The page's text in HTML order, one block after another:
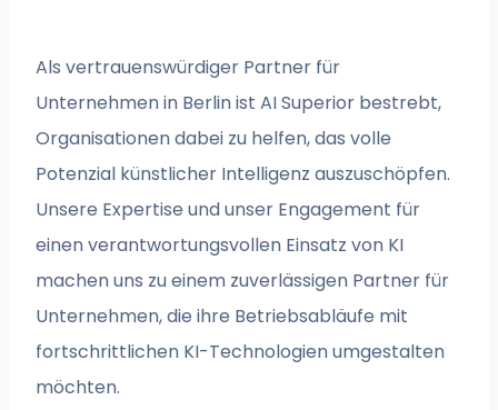
Als vertrauenswürdiger Partner für
Unternehmen in Berlin ist AI Superior bestrebt,
Organisationen dabei zu helfen, das volle
Potenzial künstlicher Intelligenz auszuschöpfen.
Unsere Expertise und unser Engagement für
einen verantwortungsvollen Einsatz von KI
machen uns zu einem zuverlässigen Partner für
Unternehmen, die ihre Betriebsabläufe mit
fortschrittlichen KI-Technologien umgestalten
möchten.